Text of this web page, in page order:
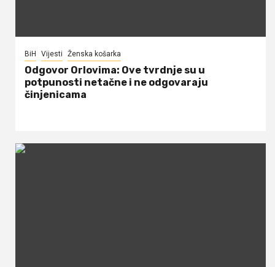
BiH Vijesti Ženska košarka
Odgovor Orlovima: ​Ove tvrdnje su u
potpunosti netačne i ne odgovaraju
činjenicama